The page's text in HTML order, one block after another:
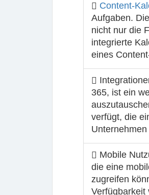
Content-
Aufgaben.
nicht nur die
integrierte
eines
365, ist ein
verfügt, die
Mobile
die eine
zugreifen
Verfügbarkeit